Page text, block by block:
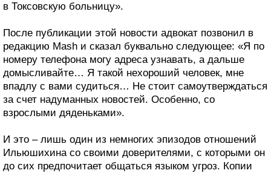
в Токсовскую больницу».
После публикации этой новости адвокат позвонил в
редакцию Mash и сказал буквально следующее: «Я по
номеру телефона могу адреса узнавать, а дальше
домысливайте… Я такой нехороший человек, мне
впадлу с вами судиться… Не стоит самоутверждаться
за счет надуманных новостей. Особенно, со
взрослыми дяденьками».
И это – лишь один из немногих эпизодов отношений
Ильюшихина со своими доверителями, с которыми он
до сих предпочитает общаться языком угроз. Копии